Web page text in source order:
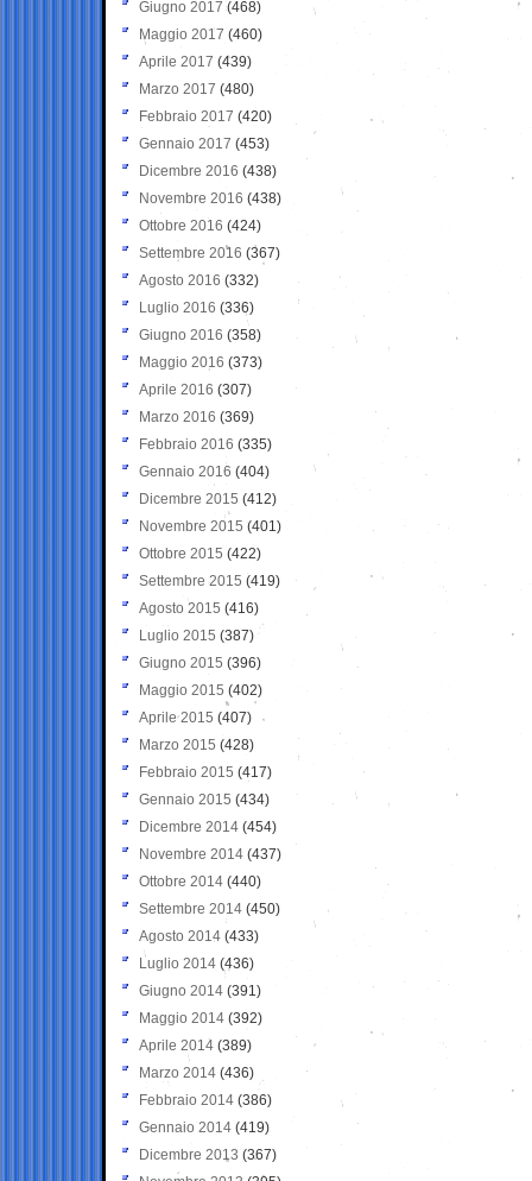
Giugno 2017 (468)
Maggio 2017 (460)
Aprile 2017 (439)
Marzo 2017 (480)
Febbraio 2017 (420)
Gennaio 2017 (453)
Dicembre 2016 (438)
Novembre 2016 (438)
Ottobre 2016 (424)
Settembre 2016 (367)
Agosto 2016 (332)
Luglio 2016 (336)
Giugno 2016 (358)
Maggio 2016 (373)
Aprile 2016 (307)
Marzo 2016 (369)
Febbraio 2016 (335)
Gennaio 2016 (404)
Dicembre 2015 (412)
Novembre 2015 (401)
Ottobre 2015 (422)
Settembre 2015 (419)
Agosto 2015 (416)
Luglio 2015 (387)
Giugno 2015 (396)
Maggio 2015 (402)
Aprile 2015 (407)
Marzo 2015 (428)
Febbraio 2015 (417)
Gennaio 2015 (434)
Dicembre 2014 (454)
Novembre 2014 (437)
Ottobre 2014 (440)
Settembre 2014 (450)
Agosto 2014 (433)
Luglio 2014 (436)
Giugno 2014 (391)
Maggio 2014 (392)
Aprile 2014 (389)
Marzo 2014 (436)
Febbraio 2014 (386)
Gennaio 2014 (419)
Dicembre 2013 (367)